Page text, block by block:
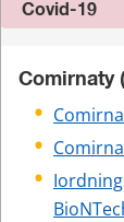
Covid-19
Comirnaty